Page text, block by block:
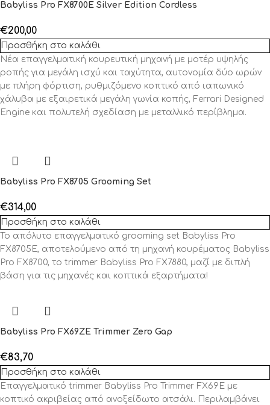
Babyliss Pro FX8700E Silver Edition Cordless
€200,00
Προσθήκη στο καλάθι
Νέα επαγγελματική κουρευτική μηχανή με μοτέρ υψηλής
ροπής για μεγάλη ισχύ και ταχύτητα, αυτονομία δύο ωρών
με πλήρη φόρτιση, ρυθμιζόμενο κοπτικό από ιαπωνικό
χάλυβα με εξαιρετικά μεγάλη γωνία κοπής, Ferrari Designed
Engine και πολυτελή σχεδίαση με μεταλλικό περίβλημα.
Babyliss Pro FX8705 Grooming Set
€314,00
Προσθήκη στο καλάθι
Το απόλυτο επαγγελματικό grooming set Babyliss Pro
FX8705E, αποτελούμενο από τη μηχανή κουρέματος Babyliss
Pro FX8700, το trimmer Babyliss Pro FX7880, μαζί με διπλή
βάση για τις μηχανές και κοπτικά εξαρτήματα!
Babyliss Pro FX69ZE Trimmer Zero Gap
€83,70
Προσθήκη στο καλάθι
Επαγγελματικό trimmer Babyliss Pro Trimmer FX69E με
κοπτικό ακριβείας από ανοξείδωτο ατσάλι. Περιλαμβάνει